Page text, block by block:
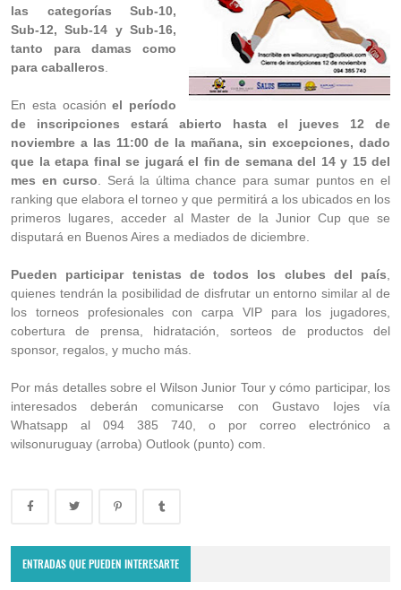
las categorías Sub-10,
Sub-12, Sub-14 y Sub-16,
tanto para damas como
para caballeros
En esta ocasiónel período
de inscripciones estará abierto hasta el jueves 12 de
noviembre a las 11:00 de la mañana, sin excepciones, dado
que la etapa final se jugará el fin de semana del 14 y 15 del
mes en curso . Será la última chance para sumar puntos en el
ranking que elabora el torneo y que permitirá a los ubicados en los
primeros lugares, acceder al Master de la Junior Cup que se
disputará en Buenos Aires a mediados de diciembre.
Pueden participar tenistas de todos los clubes del país
quienes tendrán la posibilidad de disfrutar un entorno similar al de
los torneos profesionales con carpa VIP para los jugadores,
cobertura de prensa, hidratación, sorteos de productos del
sponsor, regalos, y mucho más.
Por más detalles sobre el Wilson Junior Tour y cómo participar, los
interesados deberán comunicarse con Gustavo Iojes vía
Whatsapp al 094 385 740, o por correo electrónico a
wilsonuruguay (arroba) Outlook (punto) com.
ENTRADAS QUE PUEDEN INTERESARTE